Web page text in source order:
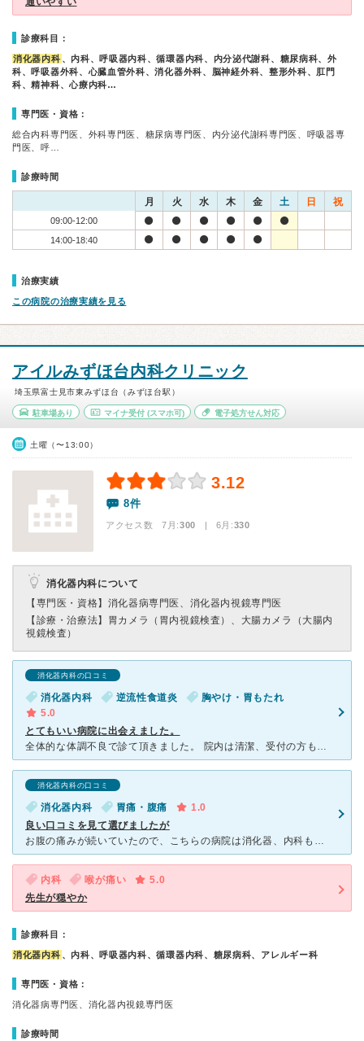
診療科目：
消化器内科 、内科、呼吸器内科、循環器内科、内分泌代謝科、糖尿病科、外
科、呼吸器外科、心臓血管外科、消化器外科、脳神経外科、整形外科、肛門
科、精神科、心療内科…
専門医・資格：
総合内科専門医、外科専門医、糖尿病専門医、内分泌代謝科専門医、呼吸器専
門医、呼…
診療時間
月 火 水 木 金 土 日 祝
09:00-12:00
14:00-18:40
治療実績
この病院の治療実績を見る
アイルみずほ台内科クリニック
埼玉県富士見市東みずほ台（みずほ台駅）
駐車場あり マイナ受付(スマホ可) 電子処方せん対応
土曜（〜13:00）
3.12
8件
アクセス数 7月:300 | 6月:330
消化器内科について
【専門医・資格】 消化器病専門医、消化器内視鏡専門医
【診療・治療法】 胃カメラ（胃内視鏡検査）、大腸カメラ（大腸内
視鏡検査）
消化器内科の口コミ
消化器内科 逆流性食道炎
胸やけ・胃もたれ
5.0
とてもいい病院に出会えました。
全体的な体調不良で診て頂きました。 院内は清潔、受付の方も看護士さんも皆さん優しくて丁寧です。 先生はというと、昨今こういうサイトが増えているせいか、物静かで細かく説明される先生は沢山いますが、ど
消化器内科の口コミ
消化器内科 胃痛・腹痛
1.0
良い口コミを見て選びましたが
お腹の痛みが続いていたので、こちらの病院は消化器、内科も併用しているし、土曜日診療でインターネット上ヒットしたので受診を決めた。 受付スタッフからは、Web予約して、名前を告げたにもかかわらず、他人
内科 喉が痛い
5.0
先生が穏やか
診療科目：
消化器内科 、内科、呼吸器内科、循環器内科、糖尿病科、アレルギー科
専門医・資格：
消化器病専門医、消化器内視鏡専門医
診療時間